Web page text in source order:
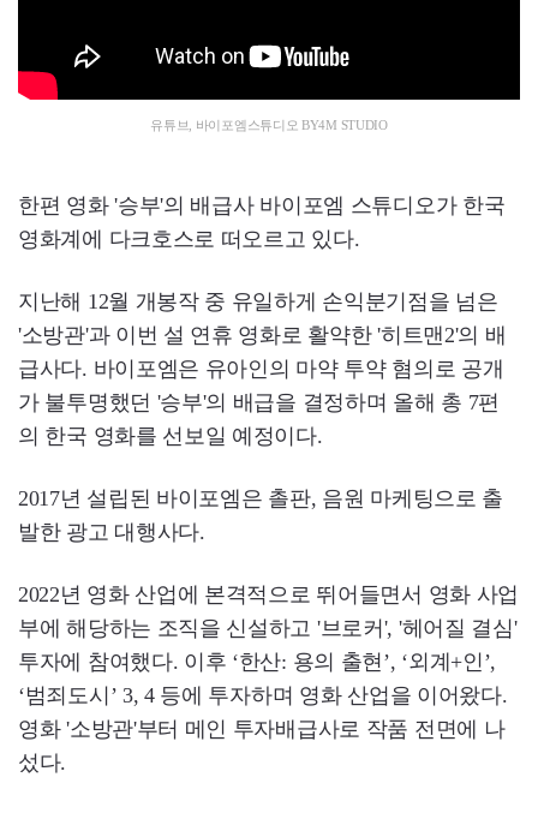
유튜브, 바이포엠스튜디오 BY4M STUDIO
한편 영화 '승부'의 배급사 바이포엠 스튜디오가 한국
영화계에 다크호스로 떠오르고 있다.
지난해 12월 개봉작 중 유일하게 손익분기점을 넘은
'소방관'과 이번 설 연휴 영화로 활약한 '히트맨2'의 배
급사다. 바이포엠은 유아인의 마약 투약 혐의로 공개
가 불투명했던 '승부'의 배급을 결정하며 올해 총 7편
의 한국 영화를 선보일 예정이다.
2017년 설립된 바이포엠은 촐판, 음원 마케팅으로 출
발한 광고 대행사다.
2022년 영화 산업에 본격적으로 뛰어들면서 영화 사업
부에 해당하는 조직을 신설하고 '브로커', '헤어질 결심'
투자에 참여했다. 이후 ‘한산: 용의 출현’, ‘외계+인’,
‘범죄도시’ 3, 4 등에 투자하며 영화 산업을 이어왔다.
영화 '소방관'부터 메인 투자배급사로 작품 전면에 나
섰다.